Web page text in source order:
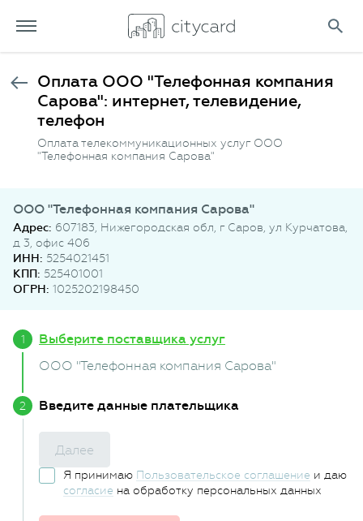
Оплата ООО "Телефонная компания
Сарова": интернет, телевидение,
телефон
Оплата телекоммуникационных услуг ООО
"Телефонная компания Сарова"
ООО "Телефонная компания Сарова"
Адрес: 607183, Нижегородская обл, г Саров, ул Курчатова,
д 3, офис 406
ИНН: 5254021451
КПП: 525401001
ОГРН: 1025202198450
Выберите поставщика услуг
ООО "Телефонная компания Сарова"
Введите данные плательщика
Далее
Я принимаю Пользовательское соглашение и даю
согласие на обработку персональных данных